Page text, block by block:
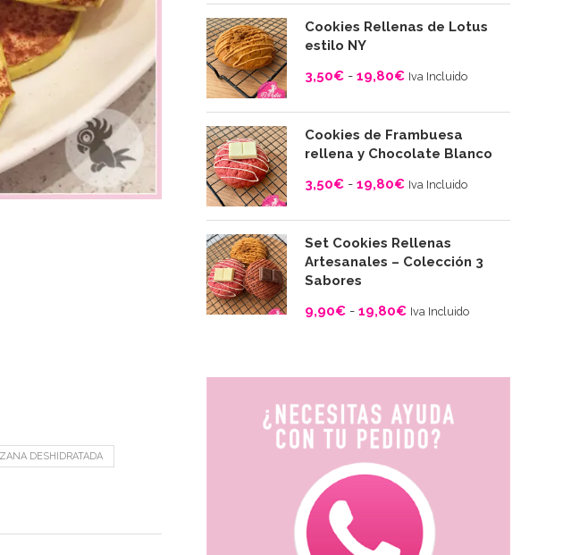
DESHIDRATADA
Cookies Rellenas de Lotus
estilo NY
3,50€ - 19,80€
Rango
precios:
desde
3,50€
hasta
19,80€
Iva Incluido
Cookies de Frambuesa
rellena y Chocolate Blanco
3,50€ - 19,80€
Rango
precios:
desde
3,50€
hasta
Iva Incluido
Set Cookies Rellenas
Artesanales – Colección 3
Sabores
9,90€ - 19,80€
precios:
Iva Incluido